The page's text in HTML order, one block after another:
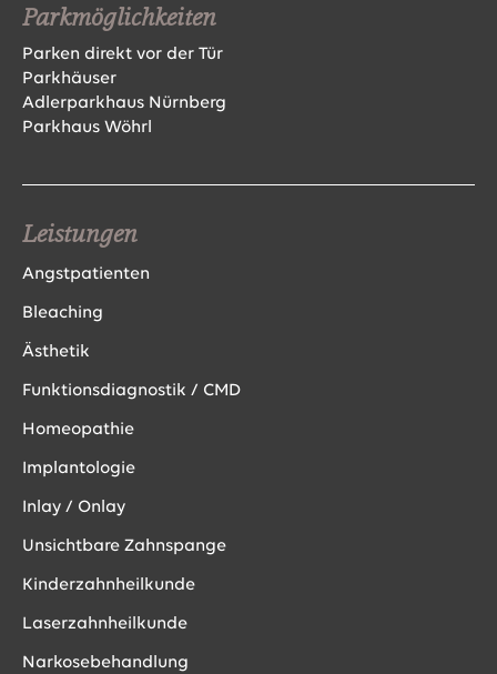
Parkmöglichkeiten
Parken direkt vor der Tür
Parkhäuser
Adlerparkhaus Nürnberg
Parkhaus Wöhrl
Leistungen
Angstpatienten
Bleaching
Ästhetik
Funktionsdiagnostik / CMD
Homeopathie
Implantologie
Inlay / Onlay
Unsichtbare Zahnspange
Kinderzahnheilkunde
Laserzahnheilkunde
Narkosebehandlung